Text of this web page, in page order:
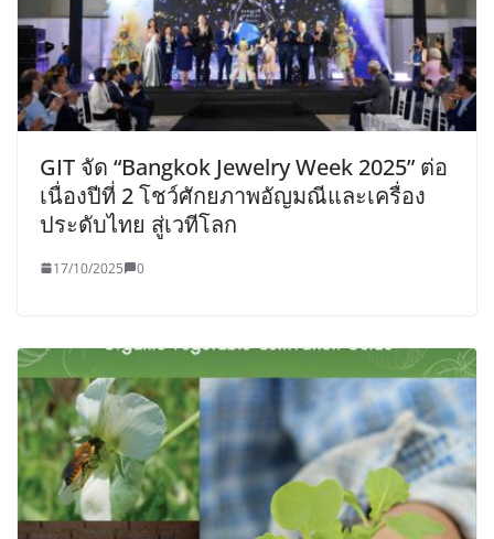
GIT จัด “Bangkok Jewelry Week 2025” ต่อ
เนื่องปีที่ 2 โชว์ศักยภาพอัญมณีและเครื่อง
ประดับไทย สู่เวทีโลก
17/10/2025 0